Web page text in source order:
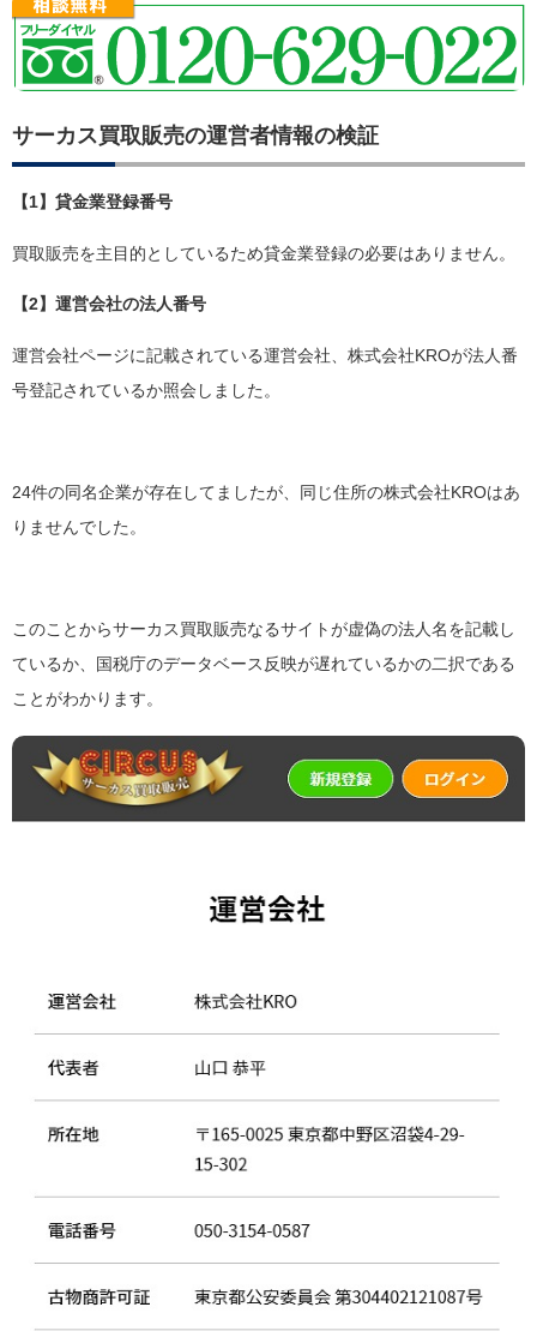
サーカス買取販売の運営者情報の検証
【1】貸金業登録番号
買取販売を主目的としているため貸金業登録の必要はありません。
【2】運営会社の法人番号
運営会社ページに記載されている運営会社、株式会社KROが法人番
号登記されているか照会しました。
24件の同名企業が存在してましたが、同じ住所の株式会社KROはあ
りませんでした。
このことからサーカス買取販売なるサイトが虚偽の法人名を記載し
ているか、国税庁のデータベース反映が遅れているかの二択である
ことがわかります。